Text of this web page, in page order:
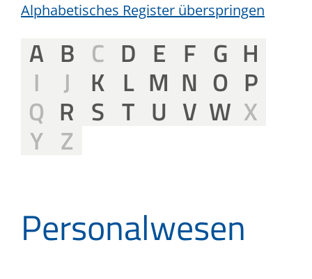
Alphabetisches Register überspringen
A B C D E F G H
I J K L M N O P
Q R S T U V W X
Y Z
Personalwesen